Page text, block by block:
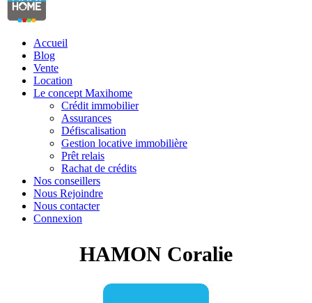
Accueil
Blog
Vente
Location
Le concept Maxihome
Crédit immobilier
Assurances
Défiscalisation
Gestion locative immobilière
Prêt relais
Rachat de crédits
Nos conseillers
Nous Rejoindre
Nous contacter
Connexion
HAMON Coralie